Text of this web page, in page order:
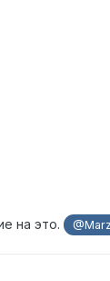
на это.